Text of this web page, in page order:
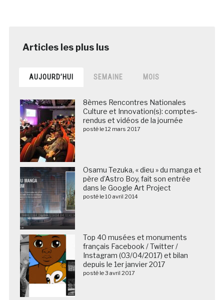
AUJOURD’HUI SEMAINE MOIS
8èmes Rencontres Nationales
Culture et Innovation(s): comptes-
rendus et vidéos de la journée
posté le 12 mars 2017
Osamu Tezuka, « dieu » du manga et
père d’Astro Boy, fait son entrée
dans le Google Art Project
posté le 10 avril 2014
Top 40 musées et monuments
français Facebook / Twitter /
Instagram (03/04/2017) et bilan
depuis le 1er janvier 2017
posté le 3 avril 2017